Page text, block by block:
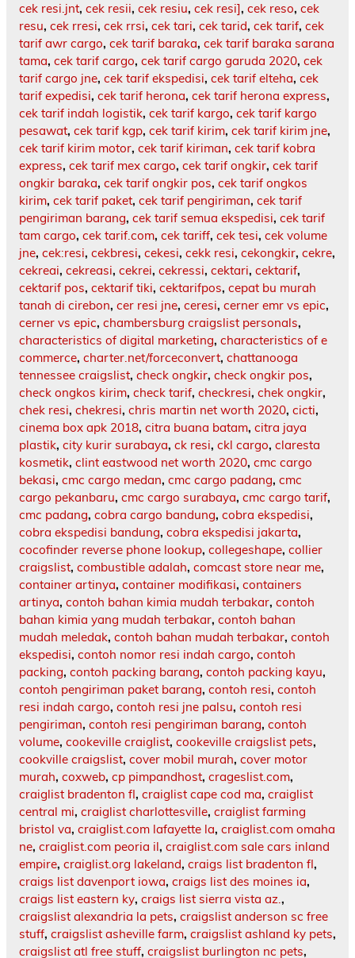
cek resi.jnt, cek resii, cek resiu, cek resi], cek reso, cek
resu, cek rresi, cek rrsi, cek tari, cek tarid, cek tarif, cek
tarif awr cargo, cek tarif baraka, cek tarif baraka sarana
tama, cek tarif cargo, cek tarif cargo garuda 2020, cek
tarif cargo jne, cek tarif ekspedisi, cek tarif elteha, cek
tarif expedisi, cek tarif herona, cek tarif herona express,
cek tarif indah logistik, cek tarif kargo, cek tarif kargo
pesawat, cek tarif kgp, cek tarif kirim, cek tarif kirim jne,
cek tarif kirim motor, cek tarif kiriman, cek tarif kobra
express, cek tarif mex cargo, cek tarif ongkir, cek tarif
ongkir baraka, cek tarif ongkir pos, cek tarif ongkos
kirim, cek tarif paket, cek tarif pengiriman, cek tarif
pengiriman barang, cek tarif semua ekspedisi, cek tarif
tam cargo, cek tarif.com, cek tariff, cek tesi, cek volume
jne, cek:resi, cekbresi, cekesi, cekk resi, cekongkir, cekre,
cekreai, cekreasi, cekrei, cekressi, cektari, cektarif,
cektarif pos, cektarif tiki, cektarifpos, cepat bu murah
tanah di cirebon, cer resi jne, ceresi, cerner emr vs epic,
cerner vs epic, chambersburg craigslist personals,
characteristics of digital marketing, characteristics of e
commerce, charter.net/forceconvert, chattanooga
tennessee craigslist, check ongkir, check ongkir pos,
check ongkos kirim, check tarif, checkresi, chek ongkir,
chek resi, chekresi, chris martin net worth 2020, cicti,
cinema box apk 2018, citra buana batam, citra jaya
plastik, city kurir surabaya, ck resi, ckl cargo, claresta
kosmetik, clint eastwood net worth 2020, cmc cargo
bekasi, cmc cargo medan, cmc cargo padang, cmc
cargo pekanbaru, cmc cargo surabaya, cmc cargo tarif,
cmc padang, cobra cargo bandung, cobra ekspedisi,
cobra ekspedisi bandung, cobra ekspedisi jakarta,
cocofinder reverse phone lookup, collegeshape, collier
craigslist, combustible adalah, comcast store near me,
container artinya, container modifikasi, containers
artinya, contoh bahan kimia mudah terbakar, contoh
bahan kimia yang mudah terbakar, contoh bahan
mudah meledak, contoh bahan mudah terbakar, contoh
ekspedisi, contoh nomor resi indah cargo, contoh
packing, contoh packing barang, contoh packing kayu,
contoh pengiriman paket barang, contoh resi, contoh
resi indah cargo, contoh resi jne palsu, contoh resi
pengiriman, contoh resi pengiriman barang, contoh
volume, cookeville craiglist, cookeville craigslist pets,
cookville craigslist, cover mobil murah, cover motor
murah, coxweb, cp pimpandhost, crageslist.com,
craiglist bradenton fl, craiglist cape cod ma, craiglist
central mi, craiglist charlottesville, craiglist farming
bristol va, craiglist.com lafayette la, craiglist.com omaha
ne, craiglist.com peoria il, craiglist.com sale cars inland
empire, craiglist.org lakeland, craigs list bradenton fl,
craigs list davenport iowa, craigs list des moines ia,
craigs list eastern ky, craigs list sierra vista az.,
craigslist alexandria la pets, craigslist anderson sc free
stuff, craigslist asheville farm, craigslist ashland ky pets,
craigslist atl free stuff, craigslist burlington nc pets,